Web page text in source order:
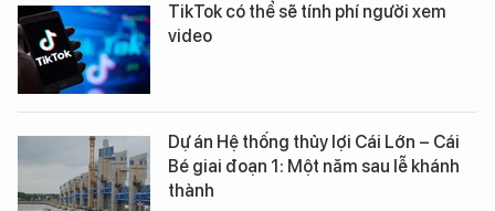
TikTok có thể sẽ tính phí người xem
video
Dự án Hệ thống thủy lợi Cái Lớn – Cái
Bé giai đoạn 1: Một năm sau lễ khánh
thành